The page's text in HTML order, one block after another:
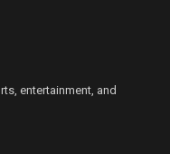
entertainment, and